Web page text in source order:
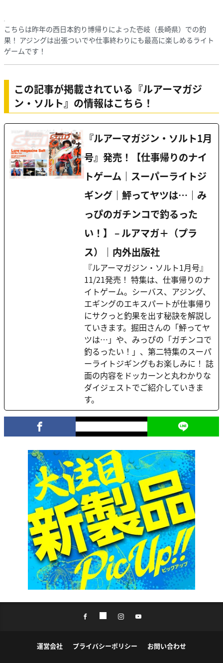
こちらは昨年の西日本釣り博帰りによった壱岐（長崎県）での釣
果！ アジングは出張ついでや仕事終わりにも最高に楽しめるライト
ゲームです！
この記事が掲載されている『ルアーマガジ
ン・ソルト』の情報はこちら！
『ルアーマガジン・ソルト1月
号』発売！【仕事帰りのナイ
トゲーム｜スーパーライトジ
ギング｜鮃ってヤツは…｜み
っぴのガチンコで釣るった
い！】 – ルアマガ＋（プラ
ス）｜内外出版社
『ルアーマガジン・ソルト1月号』
11/21発売！ 特集は、仕事帰りのナ
イトゲーム。シーバス、アジング、
エギングのエキスパートが仕事帰り
にサクっと釣果を出す秘訣を解説し
ていきます。掘田さんの「鮃ってヤ
ツは…」や、みっぴの「ガチンコで
釣るったい！」、第二特集のスーパ
ーライトジギングもお楽しみに！ 誌
面の内容をドッカーンと丸わかりな
ダイジェストでご紹介していきま
す。
運営会社 プライバシーポリシー お問い合わせ